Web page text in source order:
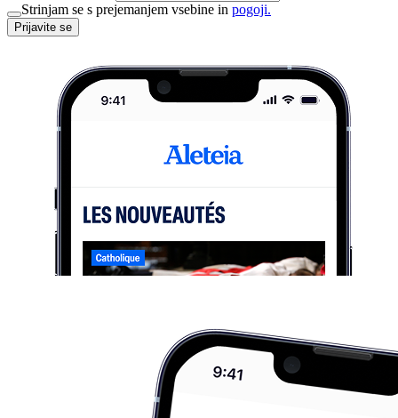
Strinjam se s prejemanjem vsebine in pogoji.
Prijavite se